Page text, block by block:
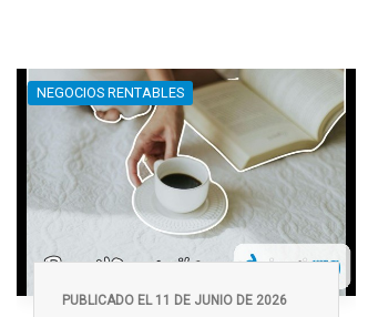
NEGOCIOS RENTABLES
PUBLICADO EL 11 DE JUNIO DE 2026